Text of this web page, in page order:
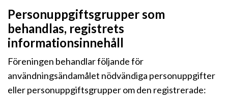
Personuppgiftsgrupper som
behandlas, registrets
informationsinnehåll
Föreningen behandlar följande för
användningsändamålet nödvändiga personuppgifter
eller personuppgiftsgrupper om den registrerade: